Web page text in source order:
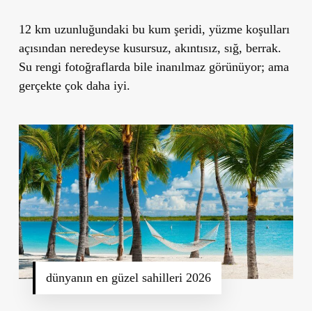
12 km uzunluğundaki bu kum şeridi, yüzme koşulları
açısından neredeyse kusursuz, akıntısız, sığ, berrak.
Su rengi fotoğraflarda bile inanılmaz görünüyor; ama
gerçekte çok daha iyi.
dünyanın en güzel sahilleri 2026